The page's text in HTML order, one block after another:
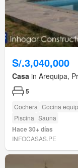
S/.3,040,000
Casa in Arequipa,
5
Cochera Cocina
Piscina Sauna
Hace 30+ días
INFOCASAS.PE